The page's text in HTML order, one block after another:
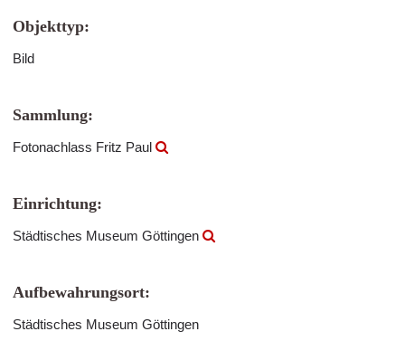
Objekttyp:
Bild
Sammlung:
Fotonachlass Fritz Paul
Einrichtung:
Städtisches Museum Göttingen
Aufbewahrungsort:
Städtisches Museum Göttingen